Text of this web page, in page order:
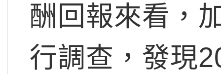
酬回報來看，
行調查，發現